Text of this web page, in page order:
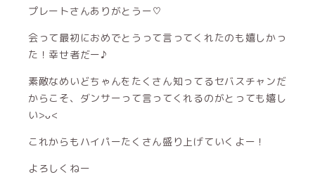
プレートさんありがとうー♡
会って最初におめでとうって言ってくれたのも嬉しかっ
た！幸せ者だー♪
素敵なめいどちゃんをたくさん知ってるセバスチャンだ
からこそ、ダンサーって言ってくれるのがとっても嬉し
い>ᴗ<
これからもハイパーたくさん盛り上げていくよー！
よろしくねー